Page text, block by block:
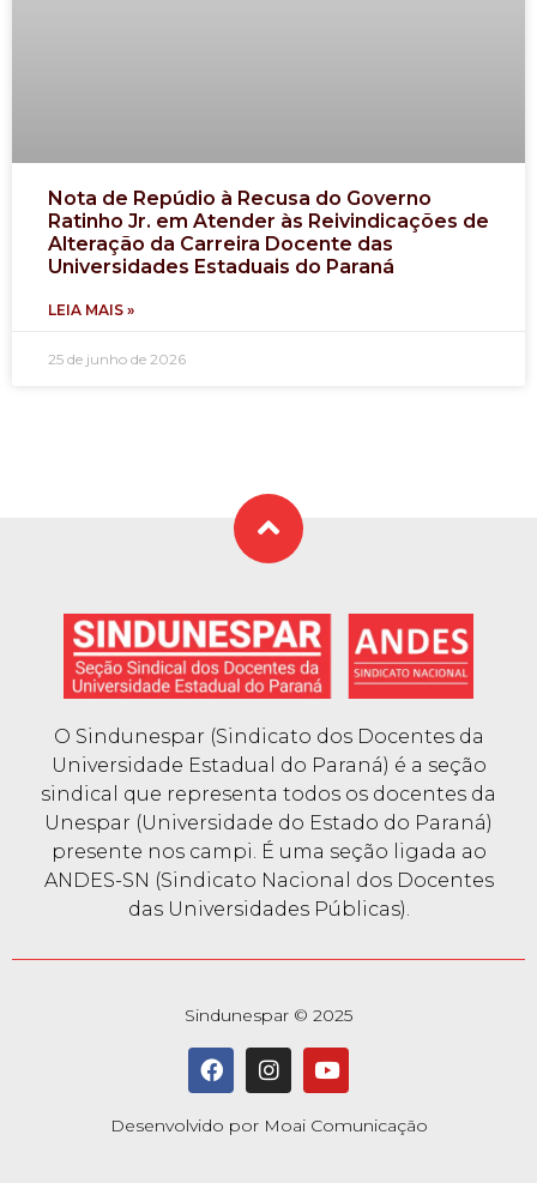
Nota de Repúdio à Recusa do Governo
Ratinho Jr. em Atender às Reivindicações de
Alteração da Carreira Docente das
Universidades Estaduais do Paraná
LEIA MAIS »
25 de junho de 2026
O Sindunespar (Sindicato dos Docentes da
Universidade Estadual do Paraná) é a seção
sindical que representa todos os docentes da
Unespar (Universidade do Estado do Paraná)
presente nos campi. É uma seção ligada ao
ANDES-SN (Sindicato Nacional dos Docentes
das Universidades Públicas).
Sindunespar © 2025
Desenvolvido por Moai Comunicação